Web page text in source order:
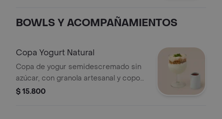
BOWLS Y ACOMPAÑAMIENTOS
Copa Yogurt Natural
Copa de yogur semidescremado sin
azúcar, con granola artesanal y copos
de guanábana, endúlcela a su gusto
$ 15.800